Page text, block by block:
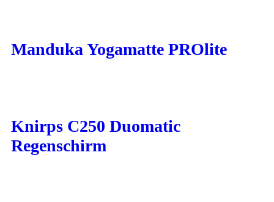
Manduka Yogamatte PROlite
Knirps C250 Duomatic
Regenschirm